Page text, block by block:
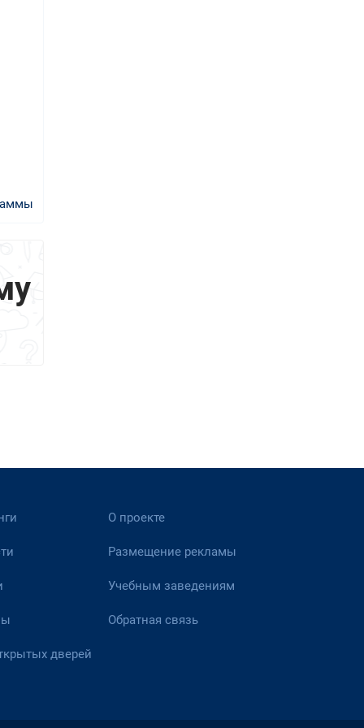
дверей
О проекте
Размещение рекламы
Учебным заведениям
Обратная связь